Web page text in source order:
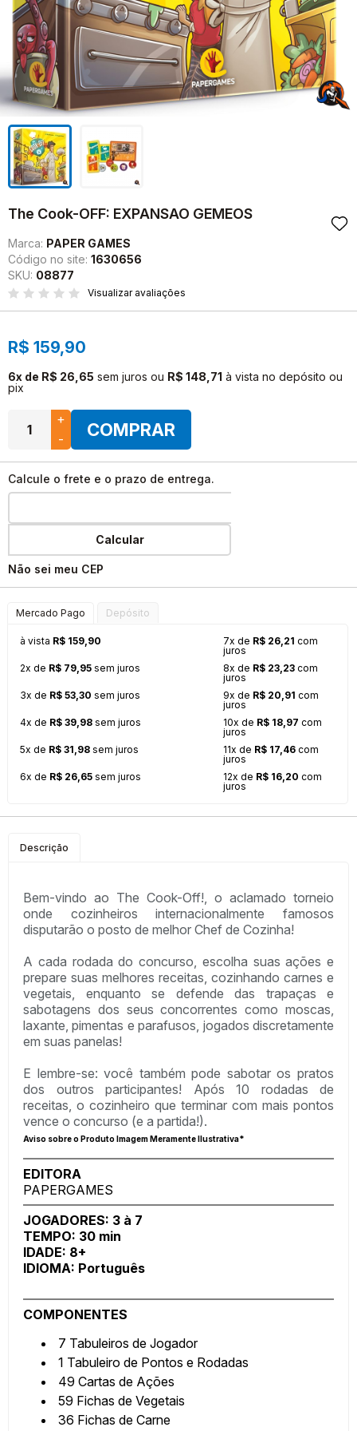
The Cook-OFF: EXPANSAO GEMEOS
Marca: PAPER GAMES
Código no site: 1630656
SKU: 08877
Visualizar avaliações
R$ 159,90
6x de R$ 26,65 sem juros ou R$ 148,71 à vista no depósito ou
pix
+
-
COMPRAR
Calcule o frete e o prazo de entrega.
Calcular
Não sei meu CEP
Mercado Pago Depósito
à vista R$ 159,90
2x de R$ 79,95 sem juros
3x de R$ 53,30 sem juros
4x de R$ 39,98 sem juros
5x de R$ 31,98 sem juros
6x de R$ 26,65 sem juros
7x de R$ 26,21 com
juros
8x de R$ 23,23 com
juros
9x de R$ 20,91 com
juros
10x de R$ 18,97 com
juros
11x de R$ 17,46 com
juros
12x de R$ 16,20 com
juros
Descrição
Bem-vindo ao The Cook-Off!, o aclamado torneio
onde cozinheiros internacionalmente famosos
disputarão o posto de melhor Chef de Cozinha!
A cada rodada do concurso, escolha suas ações e
prepare suas melhores receitas, cozinhando carnes e
vegetais, enquanto se defende das trapaças e
sabotagens dos seus concorrentes como moscas,
laxante, pimentas e parafusos, jogados discretamente
em suas panelas!
E lembre-se: você também pode sabotar os pratos
dos outros participantes! Após 10 rodadas de
receitas, o cozinheiro que terminar com mais pontos
vence o concurso (e a partida!).
Aviso sobre o Produto Imagem Meramente Ilustrativa*
EDITORA
PAPERGAMES
JOGADORES: 3 à 7
TEMPO: 30 min
IDADE: 8+
IDIOMA: Português
COMPONENTES
7 Tabuleiros de Jogador
1 Tabuleiro de Pontos e Rodadas
49 Cartas de Ações
59 Fichas de Vegetais
36 Fichas de Carne